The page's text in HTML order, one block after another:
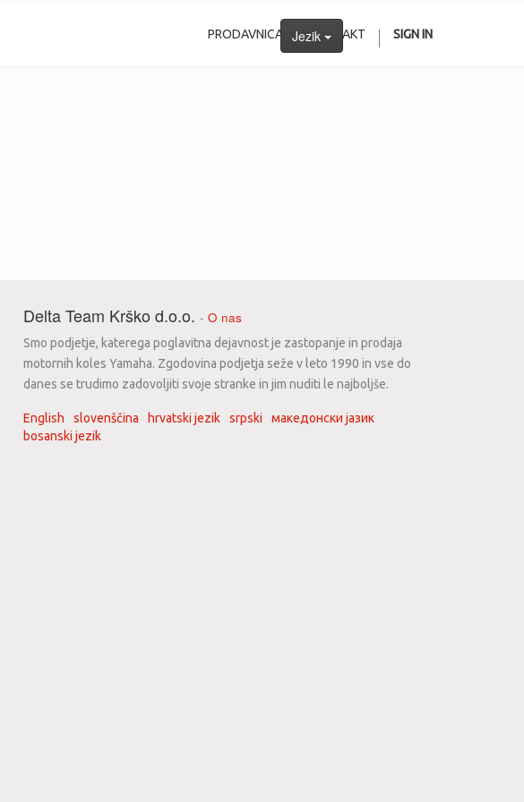
PRODAVNICA KONTAKT SIGN IN
Jezik
Delta Team Krško d.o.o. - O nas
Smo podjetje, katerega poglavitna dejavnost je zastopanje in prodaja
motornih koles Yamaha. Zgodovina podjetja seže v leto 1990 in vse do
danes se trudimo zadovoljiti svoje stranke in jim nuditi le najboljše.
English slovenščina hrvatski jezik srpski
македонски јазик
bosanski jezik